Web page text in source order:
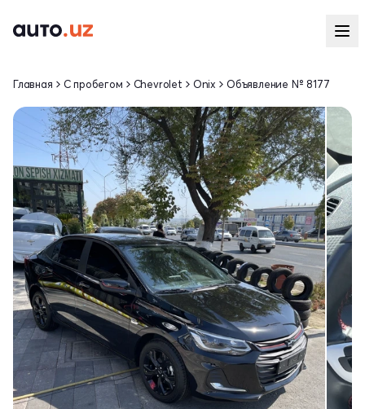
Главная С пробегом Chevrolet Onix Объявление № 8177